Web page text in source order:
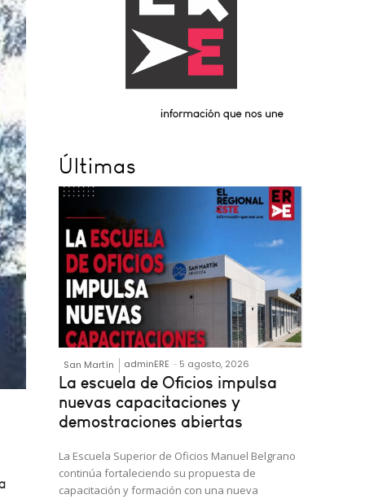
Últimas
San Martín adminERE - 5 agosto, 2026
La escuela de Oficios impulsa
nuevas capacitaciones y
demostraciones abiertas
La Escuela Superior de Oficios Manuel Belgrano
continúa fortaleciendo su propuesta de
capacitación y formación con una nueva